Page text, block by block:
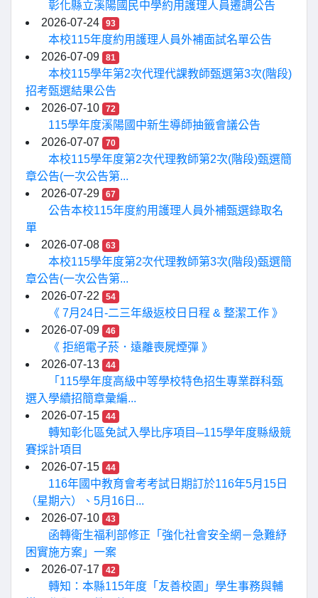
彰化縣立溪陽國民中學約用護理人員遷調公告
2026-07-24
93
本校115年度約用護理人員外補面試名單公告
2026-07-09
81
本校115學年第2次代理代課教師甄選第3次(階段)
招考甄選結果公告
2026-07-10
72
115學年度溪陽國中新生導師抽籤會議公告
2026-07-07
70
本校115學年度第2次代理教師第2次(階段)甄選簡
章公告(一次公告第...
2026-07-29
67
公告本校115年度約用護理人員外補甄選錄取名
單
2026-07-08
63
本校115學年度第2次代理教師第3次(階段)甄選簡
章公告(一次公告第...
2026-07-22
54
《 7月24日-二三年級返校日日程 & 整潔工作 》
2026-07-09
46
《 拒絕電子菸．遠離喪屍煙彈 》
2026-07-13
44
「115學年度高級中等學校特色招生專業群科甄
選入學續招簡章彙編...
2026-07-15
44
轉知彰化區免試入學比序項目─115學年度縣級競
賽採計項目
2026-07-15
44
116年國中教育會考考試日期訂於116年5月15日
（星期六）、5月16日...
2026-07-10
43
函轉衛生福利部修正「強化社會安全網－急難紓
困實施方案」一案
2026-07-17
42
轉知：本縣115年度「友善校園」學生事務與輔